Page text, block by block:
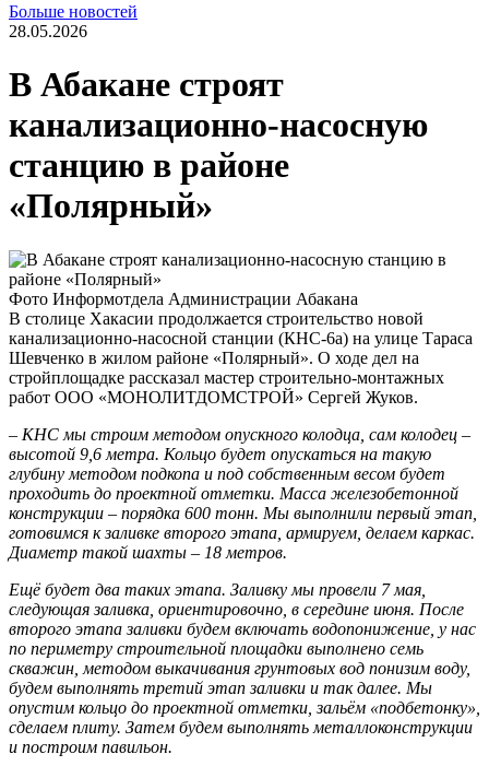
Больше новостей
28.05.2026
В Абакане строят
канализационно-насосную
станцию в районе
«Полярный»
Фото Информотдела Администрации Абакана
В столице Хакасии продолжается строительство новой
канализационно-насосной станции (КНС-6а) на улице Тараса
Шевченко в жилом районе «Полярный». О ходе дел на
стройплощадке рассказал мастер строительно-монтажных
работ ООО «МОНОЛИТДОМСТРОЙ» Сергей Жуков.
– КНС мы строим методом опускного колодца, сам колодец –
высотой 9,6 метра. Кольцо будет опускаться на такую
глубину методом подкопа и под собственным весом будет
проходить до проектной отметки. Масса железобетонной
конструкции – порядка 600 тонн. Мы выполнили первый этап,
готовимся к заливке второго этапа, армируем, делаем каркас.
Диаметр такой шахты – 18 метров.
Ещё будет два таких этапа. Заливку мы провели 7 мая,
следующая заливка, ориентировочно, в середине июня. После
второго этапа заливки будем включать водопонижение, у нас
по периметру строительной площадки выполнено семь
скважин, методом выкачивания грунтовых вод понизим воду,
будем выполнять третий этап заливки и так далее. Мы
опустим кольцо до проектной отметки, зальём «подбетонку»,
сделаем плиту. Затем будем выполнять металлоконструкции
и построим павильон.